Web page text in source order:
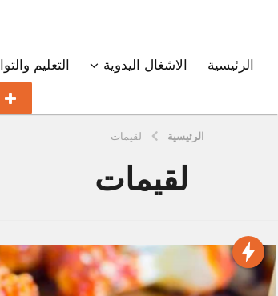
الرئيسية الاشغال اليدوية التعليم
الرئيسية لقيمات
لقيمات